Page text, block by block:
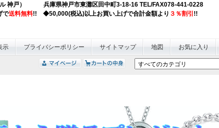
フルール 神戸） 兵庫県神戸市東灘区田中町3-18-16 TEL/
で送料無料!! ◆50,000(税込)以上お買い上げで合計金額より ３％割引 !!
示 プライバシーポリシー サイトマップ 地図 お気に入り